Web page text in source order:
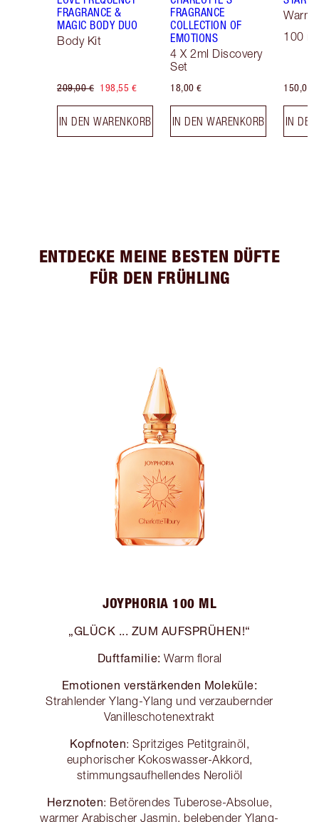
FRAGRANCE &
MAGIC BODY DUO
Body Kit
209,00 € 198,55 €
IN DEN WARENKORB
FRAGRANCE
COLLECTION OF
EMOTIONS
4 X 2ml Discovery
Set
18,00 €
IN DEN WARENKORB
Warm
100
150,00
IN
ENTDECKE MEINE BESTEN DÜFTE
FÜR DEN FRÜHLING
JOYPHORIA 100 ML
„GLÜCK ... ZUM AUFSPRÜHEN!“
Duftfamilie: Warm floral
Emotionen verstärkenden Moleküle:
Strahlender Ylang-Ylang und verzaubernder
Vanilleschotenextrakt
Kopfnoten: Spritziges Petitgrainöl,
euphorischer Kokoswasser-Akkord,
stimmungsaufhellendes Neroliöl
Herznoten: Betörendes Tuberose-Absolue,
warmer Arabischer Jasmin, belebender Ylang-